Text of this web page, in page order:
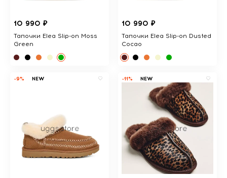
10 990 ₽
Тапочки Elea Slip-on Moss
Green
10 990 ₽
Тапочки Elea Slip-on Dusted
Cocao
-9% NEW -11% NEW